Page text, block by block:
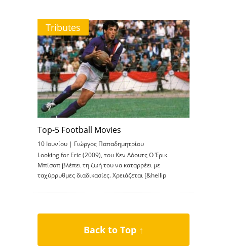
Tributes
Top-5 Football Movies
10 Ιουνίου | Γιώργος Παπαδημητρίου
Looking for Eric (2009), του Κεν Λόουτς Ο Έρικ
Μπίσοπ βλέπει τη ζωή του να καταρρέει με
ταχύρρυθμες διαδικασίες. Χρειάζεται [&hellip
Back to Top ↑